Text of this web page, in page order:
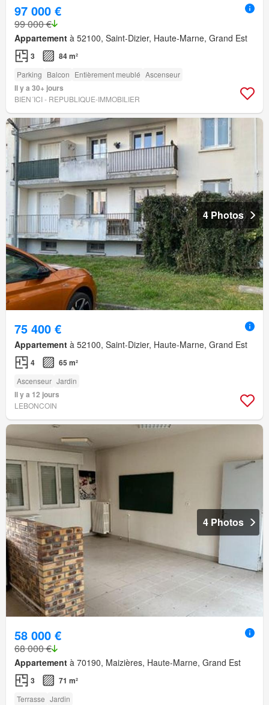
97 000 €
99 000 €
Appartement à 52100, Saint-Dizier, Haute-Marne, Grand Est
3 84 m²
Parking Balcon Entièrement meublé Ascenseur
Il y a 30+ jours
BIEN´ICI - REPUBLIQUE-IMMOBILIER
4 Photos
75 400 €
Appartement à 52100, Saint-Dizier, Haute-Marne, Grand Est
4 65 m²
Ascenseur Jardin
Il y a 12 jours
LEBONCOIN
4 Photos
58 000 €
68 000 €
Appartement à 70190, Maizières, Haute-Marne, Grand Est
3 71 m²
Terrasse Jardin